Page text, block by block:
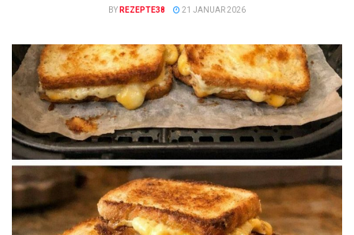
BY REZEPTE38 21 JANUAR 2026